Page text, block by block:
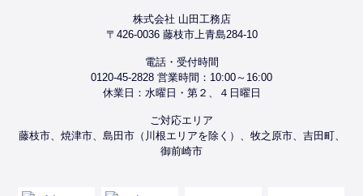
株式会社 山田工務店
〒426-0036 藤枝市上青島284-10
電話・受付時間
0120-45-2828 営業時間：10:00～16:00
休業日：水曜日・第２、４日曜日
ご対応エリア
藤枝市、焼津市、島田市（川根エリアを除く）、牧之原市、吉田町、
御前崎市